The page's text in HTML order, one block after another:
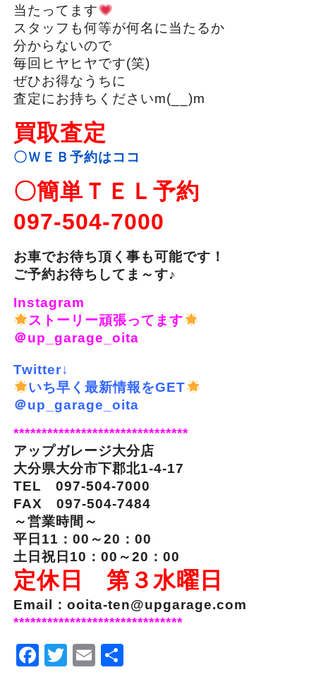
当たってます
スタッフも何等が何名に当たるか
分からないので
毎回ヒヤヒヤです(笑)
ぜひお得なうちに
査定にお持ちくださいm(__)m
買取査定
〇ＷＥＢ予約はココ
〇簡単ＴＥＬ予約
097-504-7000
お車でお待ち頂く事も可能です！
ご予約お待ちしてま～す♪
Instagram
ストーリー頑張ってます
＠up_garage_oita
Twitter↓
いち早く最新情報をGET
＠up_garage_oita
*******************************
アップガレージ大分店
大分県大分市下郡北1-4-17
TEL 097-504-7000
FAX 097-504-7484
～営業時間～
平日11：00～20：00
土日祝日10：00～20：00
定休日 第３水曜日
Email：ooita-ten@upgarage.com
******************************
Facebook
Twitter
EmailShare